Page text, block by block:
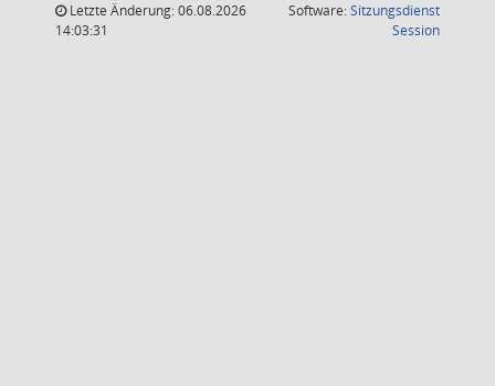
Letzte Änderung: 06.08.2026
14:03:31
Software:Sitzungsdienst
Session(Wird in